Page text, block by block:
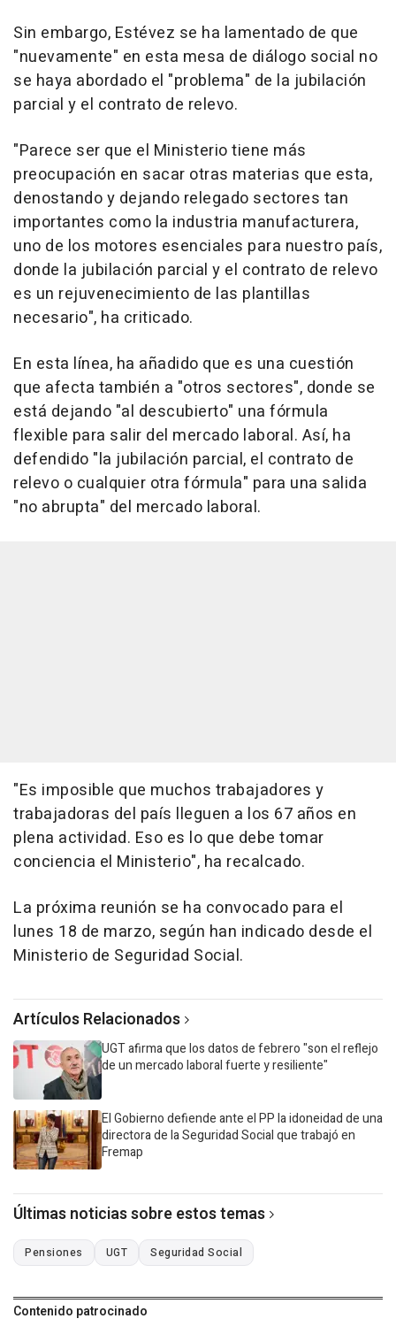
Sin embargo, Estévez se ha lamentado de que
"nuevamente" en esta mesa de diálogo social no
se haya abordado el "problema" de la jubilación
parcial y el contrato de relevo.
"Parece ser que el Ministerio tiene más
preocupación en sacar otras materias que esta,
denostando y dejando relegado sectores tan
importantes como la industria manufacturera,
uno de los motores esenciales para nuestro país,
donde la jubilación parcial y el contrato de relevo
es un rejuvenecimiento de las plantillas
necesario", ha criticado.
En esta línea, ha añadido que es una cuestión
que afecta también a "otros sectores", donde se
está dejando "al descubierto" una fórmula
flexible para salir del mercado laboral. Así, ha
defendido "la jubilación parcial, el contrato de
relevo o cualquier otra fórmula" para una salida
"no abrupta" del mercado laboral.
"Es imposible que muchos trabajadores y
trabajadoras del país lleguen a los 67 años en
plena actividad. Eso es lo que debe tomar
conciencia el Ministerio", ha recalcado.
La próxima reunión se ha convocado para el
lunes 18 de marzo, según han indicado desde el
Ministerio de Seguridad Social.
Artículos Relacionados
UGT afirma que los datos de febrero "son el reflejo
de un mercado laboral fuerte y resiliente"
El Gobierno defiende ante el PP la idoneidad de una
directora de la Seguridad Social que trabajó en
Fremap
Últimas noticias sobre estos temas
Pensiones UGT Seguridad Social
Contenido patrocinado